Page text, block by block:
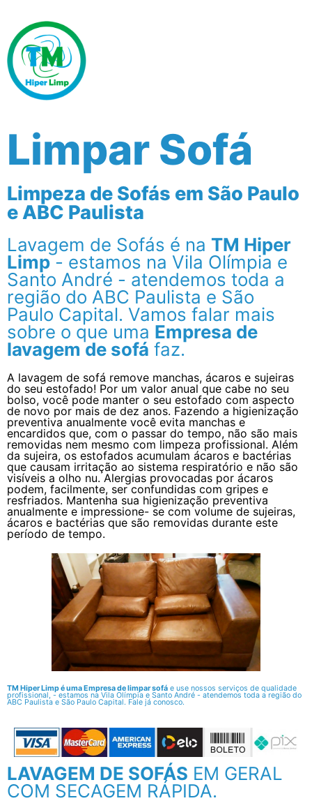
Limpar Sofá
Limpeza de Sofás em São Paulo
e ABC Paulista
Lavagem de Sofás é na TM Hiper
Limp- estamos na Vila Olímpia e
Santo André - atendemos toda a
região do ABC Paulista e São
Paulo Capital. Vamos falar mais
sobre o que uma Empresa de
lavagem de sofá faz.
A lavagem de sofá remove manchas, ácaros e sujeiras
do seu estofado! Por um valor anual que cabe no seu
bolso, você pode manter o seu estofado com aspecto
de novo por mais de dez anos. Fazendo a higienização
preventiva anualmente você evita manchas e
encardidos que, com o passar do tempo, não são mais
removidas nem mesmo com limpeza profissional. Além
da sujeira, os estofados acumulam ácaros e bactérias
que causam irritação ao sistema respiratório e não são
visíveis a olho nu. Alergias provocadas por ácaros
podem, facilmente, ser confundidas com gripes e
resfriados. Mantenha sua higienização preventiva
anualmente e impressione- se com volume de sujeiras,
ácaros e bactérias que são removidas durante este
período de tempo.
TM Hiper Limp é uma Empresa de limpar sofá e use nossos serviços de qualidade
profissional, - estamos na Vila Olímpia e Santo André - atendemos toda a região do
ABC Paulista e São Paulo Capital. Fale já conosco.
LAVAGEM DE SOFÁS EM GERAL
COM SECAGEM RÁPIDA.